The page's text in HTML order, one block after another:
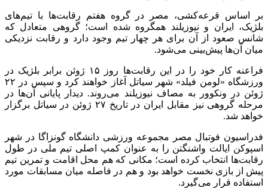
بر اساس قرعه‌کشی، مصر در گروه هفتم رقابت‌ها با تیم‌های
بلژیک، ایران و نیوزیلند همگروه شده است؛ گروهی متعادل که
شانس صعود از آن برای هر چهار تیم وجود دارد و رقابت نزدیکی
میان آن‌ها پیش‌بینی می‌شود.
فراعنه کار خود را در این رقابت‌ها روز ۱۵ ژوئن برابر بلژیک در
ورزشگاه «لومن فیلد» شهر سیاتل آغاز خواهند کرد و سپس در ۲۲
ژوئن در ونکوور به مصاف نیوزیلند می‌روند. دیدار پایانی آن‌ها در
مرحله گروهی نیز مقابل ایران در تاریخ ۲۷ ژوئن در سیاتل برگزار
خواهد شد.
فدراسیون فوتبال مصر مجموعه ورزشی دانشگاه گونزاگا در شهر
اسپوکن ایالت واشنگتن را به عنوان کمپ اصلی تیم ملی در طول
رقابت‌ها انتخاب کرده است؛ مکانی که هم محل اقامت و تمرین تیم
پیش از بازی نخست خواهد بود و هم در فاصله میان مسابقات مورد
استفاده قرار می‌گیرد.